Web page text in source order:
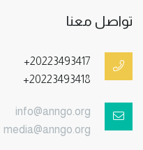
تواصل معنا
+20223493417
+20223493418
info@anngo.org
media@anngo.org